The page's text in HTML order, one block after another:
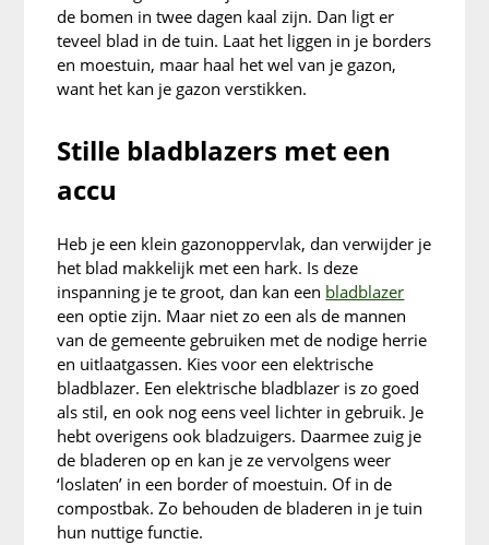
de bomen in twee dagen kaal zijn. Dan ligt er
teveel blad in de tuin. Laat het liggen in je borders
en moestuin, maar haal het wel van je gazon,
want het kan je gazon verstikken.
Stille bladblazers met een
accu
Heb je een klein gazonoppervlak, dan verwijder je
het blad makkelijk met een hark. Is deze
inspanning je te groot, dan kan een bladblazer
een optie zijn. Maar niet zo een als de mannen
van de gemeente gebruiken met de nodige herrie
en uitlaatgassen. Kies voor een elektrische
bladblazer. Een elektrische bladblazer is zo goed
als stil, en ook nog eens veel lichter in gebruik. Je
hebt overigens ook bladzuigers. Daarmee zuig je
de bladeren op en kan je ze vervolgens weer
‘loslaten’ in een border of moestuin. Of in de
compostbak. Zo behouden de bladeren in je tuin
hun nuttige functie.